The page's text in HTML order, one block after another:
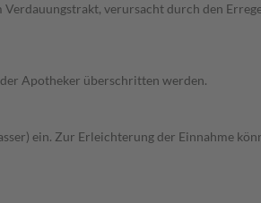
verursacht durch den
Apotheker überschritten werden.
ein. Zur Erleichterung der Einnahme